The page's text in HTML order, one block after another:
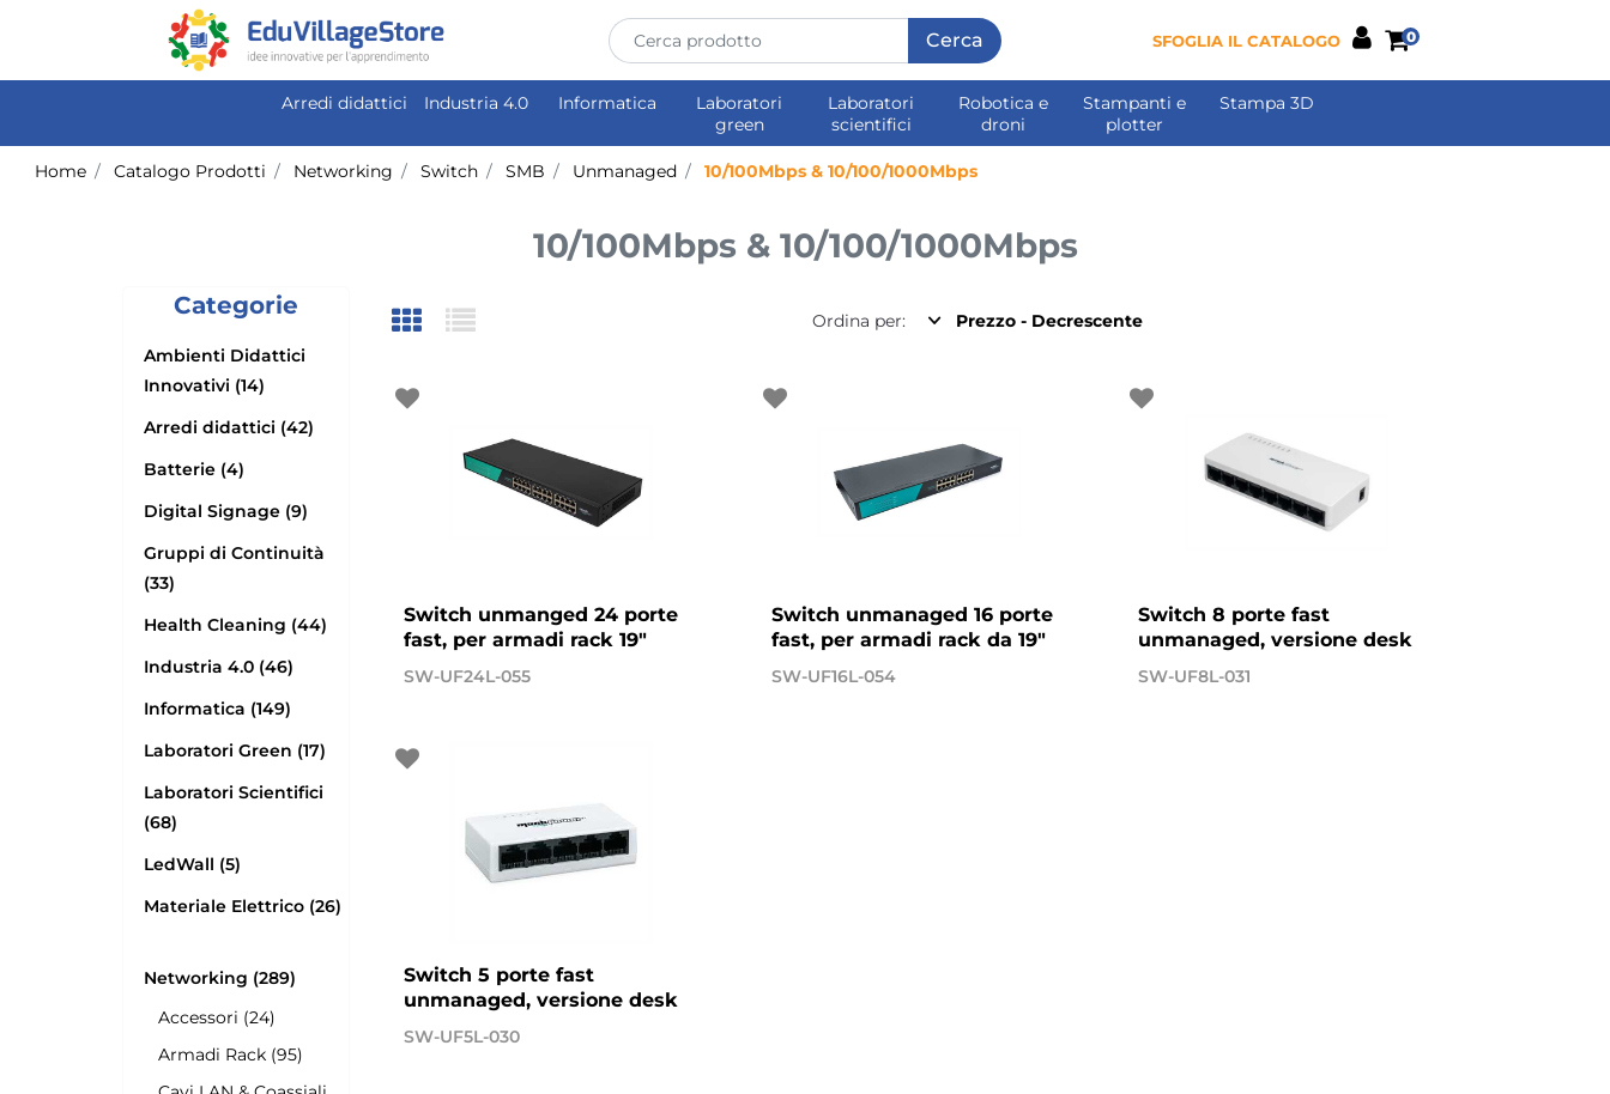
SFOGLIA IL CATALOGO 0
Arredi didattici Industria 4.0 Informatica
Laboratori
green
Laboratori
scientifici
Robotica e
droni
Stampanti e
plotter
Stampa 3D
Home Catalogo Prodotti Networking Switch SMB Unmanaged 10/100Mbps & 10/100/1000Mbps
10/100Mbps & 10/100/1000Mbps
Categorie
Ambienti Didattici
Innovativi (14)
Arredi didattici (42)
Batterie (4)
Digital Signage (9)
Gruppi di Continuità
(33)
Health Cleaning (44)
Industria 4.0 (46)
Informatica (149)
Laboratori Green (17)
Laboratori Scientifici
(68)
LedWall (5)
Materiale Elettrico (26)
Networking (289)
Accessori (24)
Armadi Rack (95)
Ordina per:
Switch unmanged 24 porte
fast, per armadi rack 19"
SW-UF24L-055
Switch unmanaged 16 porte
fast, per armadi rack da 19"
SW-UF16L-054
Switch 8 porte fast
unmanaged, versione desk
SW-UF8L-031
Switch 5 porte fast
unmanaged, versione desk
SW-UF5L-030